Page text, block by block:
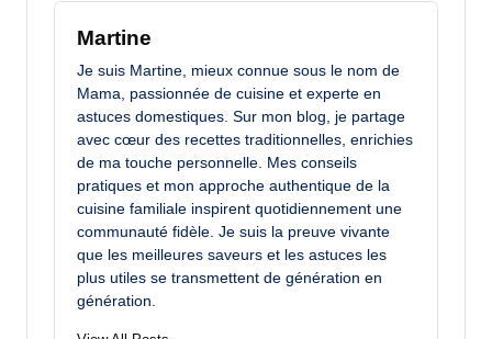
Martine
Je suis Martine, mieux connue sous le nom de
Mama, passionnée de cuisine et experte en
astuces domestiques. Sur mon blog, je partage
avec cœur des recettes traditionnelles, enrichies
de ma touche personnelle. Mes conseils
pratiques et mon approche authentique de la
cuisine familiale inspirent quotidiennement une
communauté fidèle. Je suis la preuve vivante
que les meilleures saveurs et les astuces les
plus utiles se transmettent de génération en
génération.